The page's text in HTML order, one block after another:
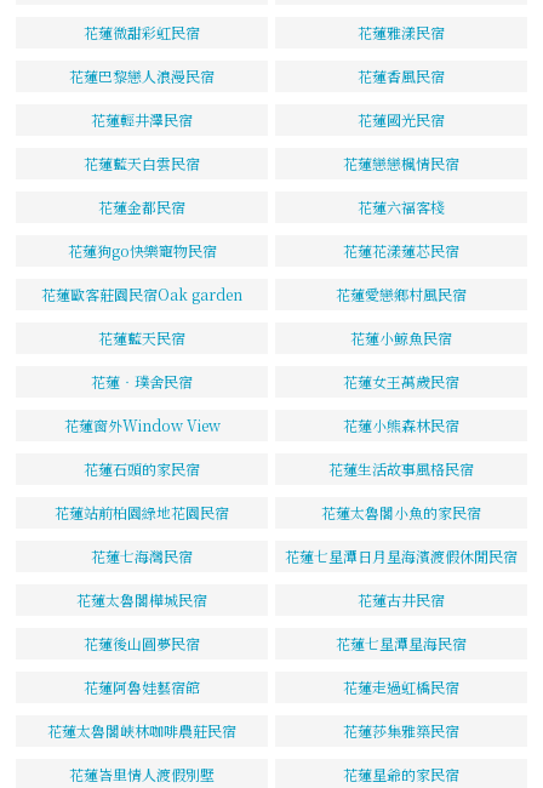
花蓮微甜彩虹民宿 花蓮雅漾民宿
花蓮巴黎戀人浪漫民宿 花蓮香風民宿
花蓮輕井澤民宿 花蓮國光民宿
花蓮藍天白雲民宿 花蓮戀戀楓情民宿
花蓮金都民宿 花蓮六福客棧
花蓮狗go快樂寵物民宿 花蓮花漾蓮芯民宿
花蓮歐客莊園民宿Oak garden 花蓮愛戀鄉村風民宿
花蓮藍天民宿 花蓮小鯨魚民宿
花蓮‧璞舍民宿 花蓮女王萬歲民宿
花蓮窗外Window View 花蓮小熊森林民宿
花蓮石頭的家民宿 花蓮生活故事風格民宿
花蓮站前柏園綠地花園民宿 花蓮太魯閣小魚的家民宿
花蓮七海灣民宿 花蓮七星潭日月星海濱渡假休閒民宿
花蓮太魯閣樺城民宿 花蓮古井民宿
花蓮後山圓夢民宿 花蓮七星潭星海民宿
花蓮阿魯娃藝宿館 花蓮走過虹橋民宿
花蓮太魯閣峽林咖啡農莊民宿 花蓮莎集雅築民宿
花蓮峇里情人渡假別墅 花蓮星爺的家民宿